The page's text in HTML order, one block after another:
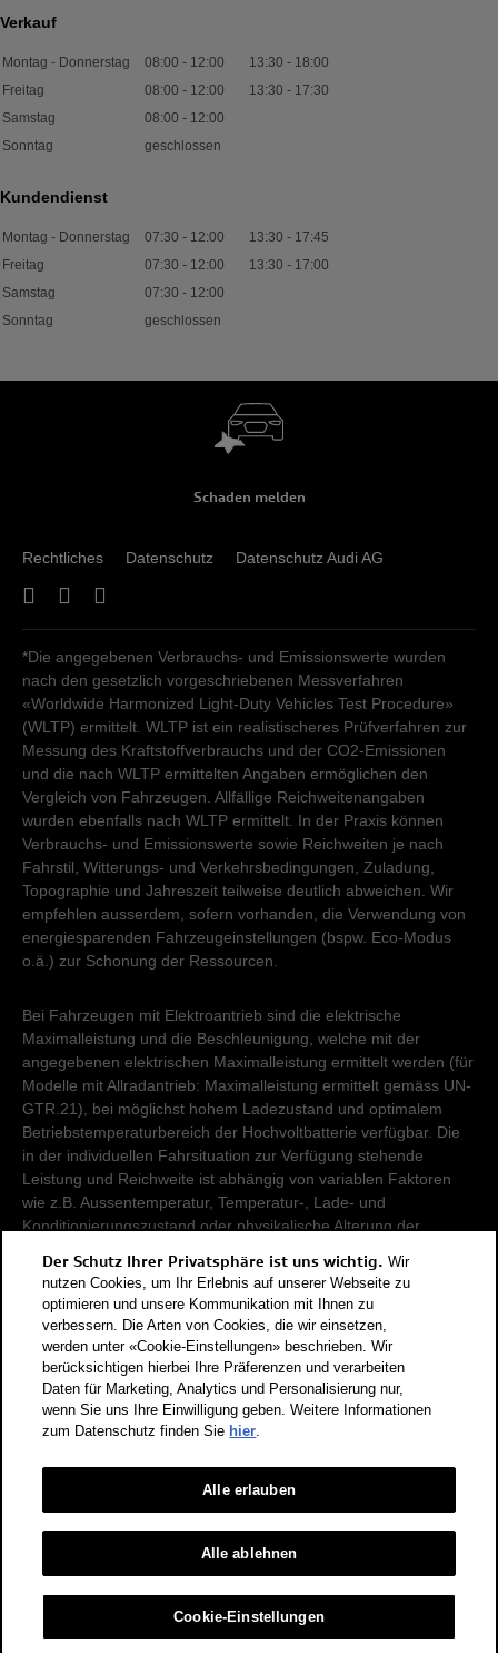
Verkauf
Montag - Donnerstag 08:00 - 12:00 13:30 - 18:00
Freitag
08:00 - 12:00 13:30 - 17:30
Samstag
08:00 - 12:00
Sonntag
geschlossen
Kundendienst
Montag - Donnerstag 07:30 - 12:00 13:30 - 17:45
Freitag
07:30 - 12:00 13:30 - 17:00
Samstag
07:30 - 12:00
Sonntag
geschlossen
Schaden melden
Rechtliches Datenschutz Datenschutz Audi AG
*Die angegebenen Verbrauchs- und Emissionswerte wurden
nach den gesetzlich vorgeschriebenen Messverfahren
«Worldwide Harmonized Light-Duty Vehicles Test Procedure»
(WLTP) ermittelt. WLTP ist ein realistischeres Prüfverfahren zur
Messung des Kraftstoffverbrauchs und der CO2-Emissionen
und die nach WLTP ermittelten Angaben ermöglichen den
Vergleich von Fahrzeugen. Allfällige Reichweitenangaben
wurden ebenfalls nach WLTP ermittelt. In der Praxis können
Verbrauchs- und Emissionswerte sowie Reichweiten je nach
Fahrstil, Witterungs- und Verkehrsbedingungen, Zuladung,
Topographie und Jahreszeit teilweise deutlich abweichen. Wir
empfehlen ausserdem, sofern vorhanden, die Verwendung von
energiesparenden Fahrzeugeinstellungen (bspw. Eco-Modus
o.ä.) zur Schonung der Ressourcen.
Bei Fahrzeugen mit Elektroantrieb sind die elektrische
Maximalleistung und die Beschleunigung, welche mit der
angegebenen elektrischen Maximalleistung ermittelt werden (für
Modelle mit Allradantrieb: Maximalleistung ermittelt gemäss UN-
GTR.21), bei möglichst hohem Ladezustand und optimalem
Betriebstemperaturbereich der Hochvoltbatterie verfügbar. Die
in der individuellen Fahrsituation zur Verfügung stehende
Leistung und Reichweite ist abhängig von variablen Faktoren
wie z.B. Aussentemperatur, Temperatur-, Lade- und
Konditionierungszustand oder physikalische Alterung der
Damit Energieverbräuche unterschiedlicher Antriebsformen
(Benzin, Diesel, Gas, Strom, usw.) vergleichbar sind, werden sie
zusätzlich als sogenannte Benzinäquivalente (Masseinheit für
Energie) ausgewiesen. CO2 ist das für die Erderwärmung
hauptverantwortliche Treibhausgas. CO2-Mittelwert aller in der
Schweiz angebotenen Fahrzeugmodelle: 111 g/km (WLTP).
CO2-Zielwert der in der Schweiz angebotenen
Fahrzeugmodelle: 93.6 g/km (WLTP). Die Angaben für ein
Fahrzeug können von den zulassungsrelevanten Daten nach
der individuellen Einzelfahrzeuggenehmigung abweichen.
Energieeffizienz-Kategorie nach dem neuen
Berechnungsverfahren gemäss Anhang 4.1 EnEV, gültig ab
01.01.2023. Informationen zur Energieetikette für
Personenwagen finden Sie unter Bundesamt für Energie BFE.
Der Schutz Ihrer Privatsphäre ist uns wichtig. Wir
nutzen Cookies, um Ihr Erlebnis auf unserer Webseite zu
optimieren und unsere Kommunikation mit Ihnen zu
verbessern. Die Arten von Cookies, die wir einsetzen,
werden unter «Cookie-Einstellungen» beschrieben. Wir
berücksichtigen hierbei Ihre Präferenzen und verarbeiten
Daten für Marketing, Analytics und Personalisierung nur,
wenn Sie uns Ihre Einwilligung geben. Weitere Informationen
zum Datenschutz finden Sie hier.
Cookie-Einstellungen
Alle ablehnen
Alle erlauben